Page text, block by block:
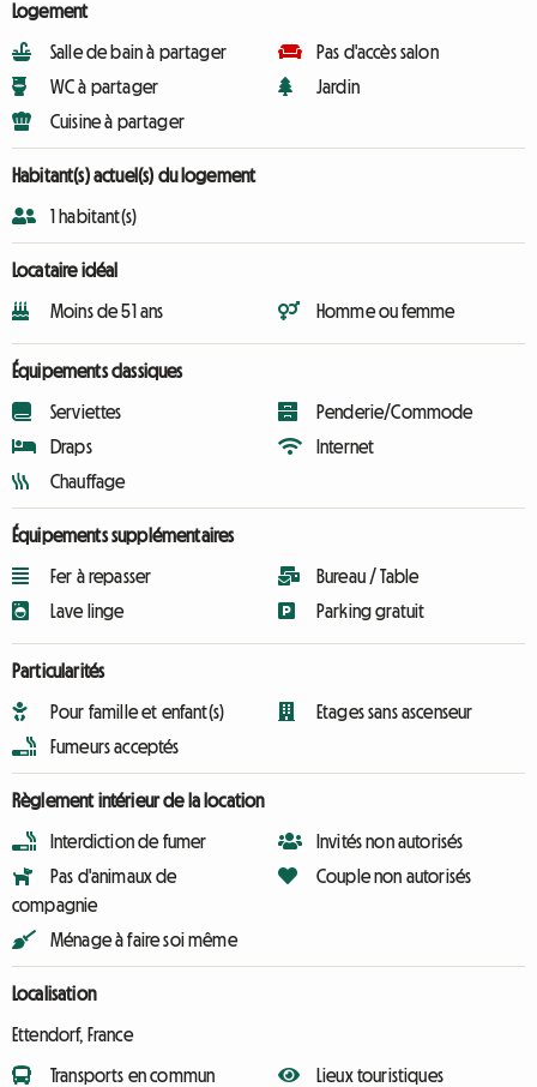
Logement
Salle de bain à partager
WC à partager
Cuisine à partager
Pas d'accès salon
Jardin
Habitant(s) actuel(s) du logement
1 habitant(s)
Locataire idéal
Moins de 51 ans Homme ou femme
Équipements classiques
Serviettes
Draps
Chauffage
Penderie/Commode
Internet
Équipements supplémentaires
Fer à repasser
Lave linge
Bureau / Table
Parking gratuit
Particularités
Pour famille et enfant(s)
Fumeurs acceptés
Etages sans ascenseur
Règlement intérieur de la location
Interdiction de fumer
Pas d'animaux de
compagnie
Ménage à faire soi même
Invités non autorisés
Couple non autorisés
Localisation
Ettendorf, France
Transports en commun Lieux touristiques